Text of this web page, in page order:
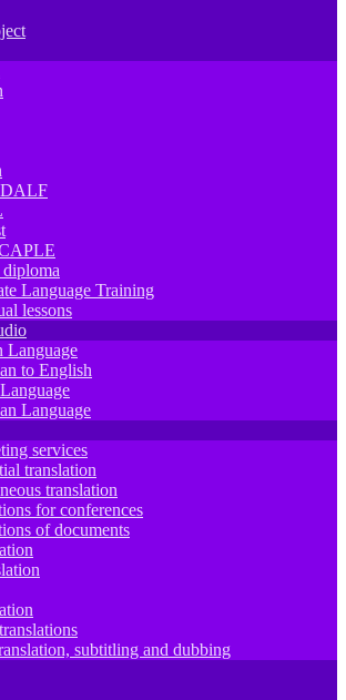
Language Training
lessons
Language
to English
Language
services
translation
translation
for conferences
of documents
subtitling and dubbing